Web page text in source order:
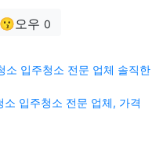
😗오우 0
소 입주청소 전문 업체 솔직한
입주청소 전문 업체, 가격